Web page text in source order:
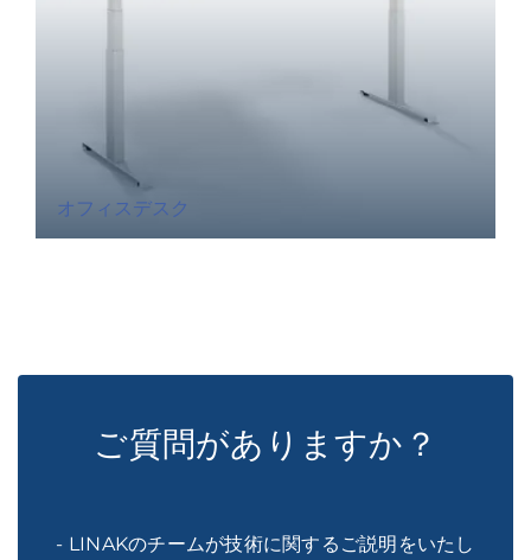
オフィスデスク
ご質問がありますか？
- LINAKのチームが技術に関するご説明をいたし